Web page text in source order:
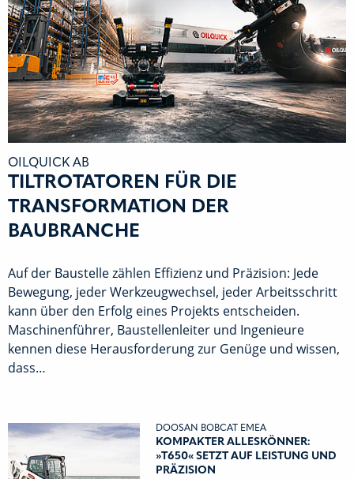
OILQUICK AB
TILTROTATOREN FÜR DIE
TRANSFORMATION DER
BAUBRANCHE
Auf der Baustelle zählen Effizienz und Präzision: Jede
Bewegung, jeder Werkzeugwechsel, jeder Arbeitsschritt
kann über den Erfolg eines Projekts entscheiden.
Maschinenführer, Baustellenleiter und Ingenieure
kennen diese Herausforderung zur Genüge und wissen,
dass…
DOOSAN BOBCAT EMEA
KOMPAKTER ALLESKÖNNER:
»T650« SETZT AUF LEISTUNG UND
PRÄZISION